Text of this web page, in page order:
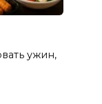
ужин,